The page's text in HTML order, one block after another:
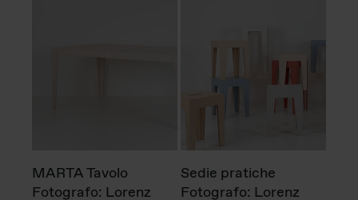
MARTA Tavolo
Fotografo: Lorenz
Sedie pratiche
Fotografo: Lorenz